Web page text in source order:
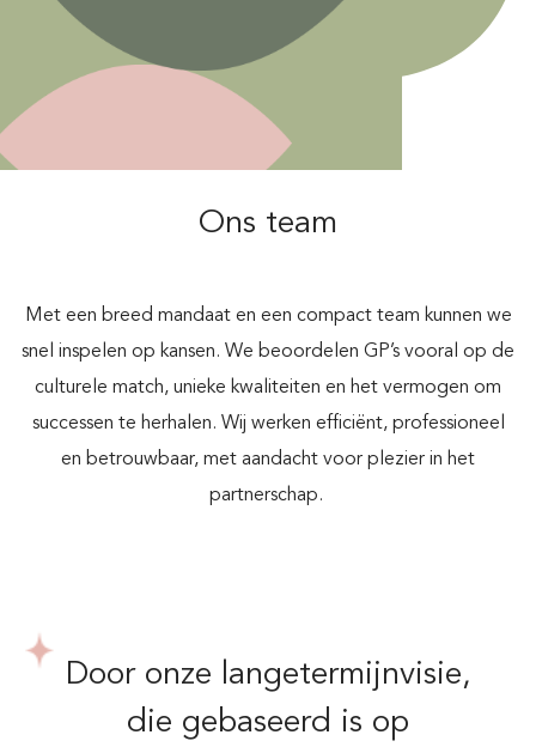
Ons team
Met een breed mandaat en een compact team kunnen we
snel inspelen op kansen. We beoordelen GP’s vooral op de
culturele match, unieke kwaliteiten en het vermogen om
successen te herhalen. Wij werken efficiënt, professioneel
en betrouwbaar, met aandacht voor plezier in het
partnerschap.
Door onze langetermijnvisie,
die gebaseerd is op